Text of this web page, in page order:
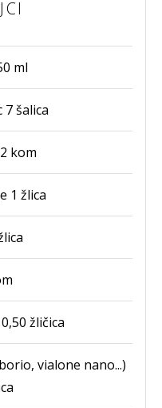
ml
7 šalica
kom
1 žlica
žličica
vialone nano...)